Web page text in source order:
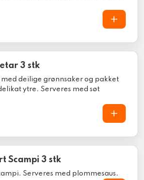
3 stk
deilige grønnsaker og pakket
ytre. Serveres med søt
Scampi 3 stk
Serveres med plommesaus.